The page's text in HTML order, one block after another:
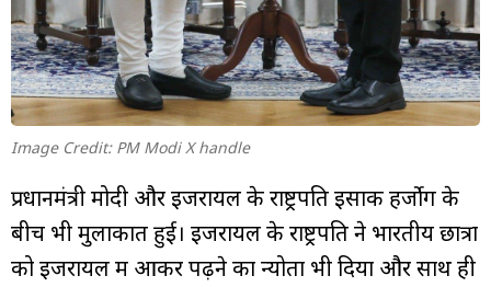
Image Credit: PM Modi X handle
प्रधानमंत्री मोदी और इजरायल के राष्ट्रपति इसाक हर्जोग के
बीच भी मुलाकात हुई। इजरायल के राष्ट्रपति ने भारतीय छात्रों
को इजरायल में आकर पढ़ने का न्योता भी दिया और साथ ही